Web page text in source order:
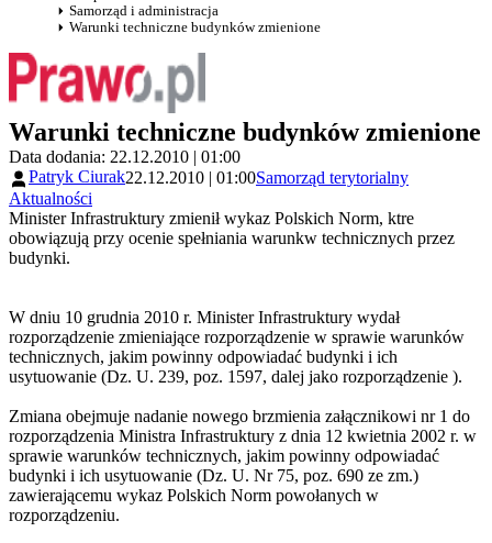
Samorząd i administracja
Warunki techniczne budynków zmienione
Warunki techniczne budynków zmienione
Data dodania: 22.12.2010 | 01:00
Patryk Ciurak22.12.2010 | 01:00Samorząd terytorialny
Aktualności
Minister Infrastruktury zmienił wykaz Polskich Norm, ktre
obowiązują przy ocenie spełniania warunkw technicznych przez
budynki.
W dniu 10 grudnia 2010 r. Minister Infrastruktury wydał
rozporządzenie zmieniające rozporządzenie w sprawie warunków
technicznych, jakim powinny odpowiadać budynki i ich
usytuowanie (Dz. U. 239, poz. 1597, dalej jako rozporządzenie ).
Zmiana obejmuje nadanie nowego brzmienia załącznikowi nr 1 do
rozporządzenia Ministra Infrastruktury z dnia 12 kwietnia 2002 r. w
sprawie warunków technicznych, jakim powinny odpowiadać
budynki i ich usytuowanie (Dz. U. Nr 75, poz. 690 ze zm.)
zawierającemu wykaz Polskich Norm powołanych w
rozporządzeniu.